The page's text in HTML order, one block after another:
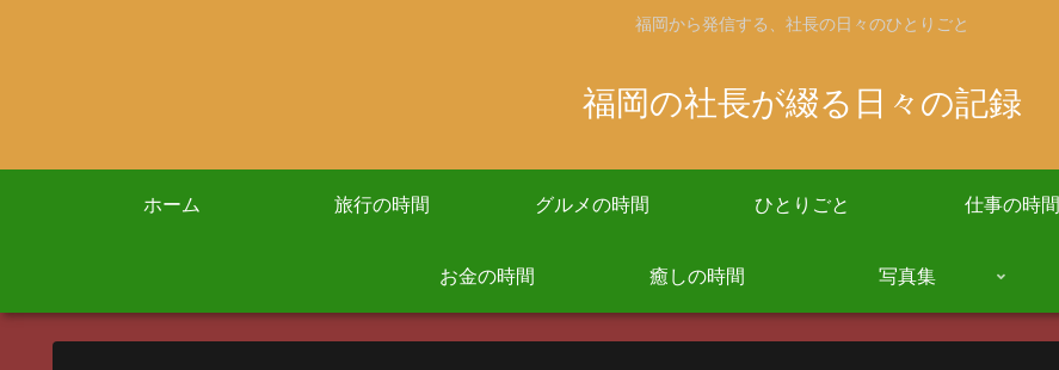
福岡から発信する、社長の日々のひとりごと
福岡の社長が綴る日々の記録
ホーム 旅行の時間 グルメの時間 ひとりごと 仕事の時間
お金の時間 癒しの時間 写真集